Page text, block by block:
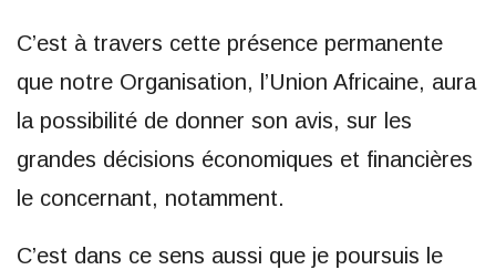
C’est à travers cette présence permanente
que notre Organisation, l’Union Africaine, aura
la possibilité de donner son avis, sur les
grandes décisions économiques et financières
le concernant, notamment.
C’est dans ce sens aussi que je poursuis le